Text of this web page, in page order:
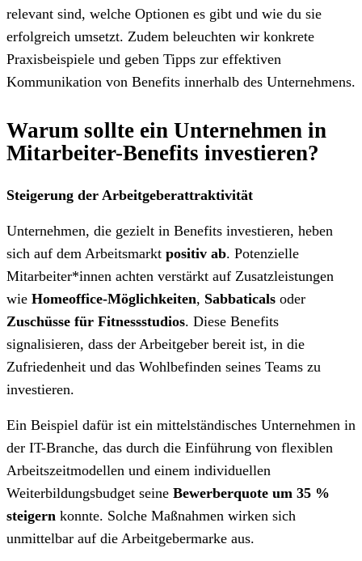
relevant sind, welche Optionen es gibt und wie du sie
erfolgreich umsetzt. Zudem beleuchten wir konkrete
Praxisbeispiele und geben Tipps zur effektiven
Kommunikation von Benefits innerhalb des Unternehmens.
Warum sollte ein Unternehmen in
Mitarbeiter-Benefits investieren?
Steigerung der Arbeitgeberattraktivität
Unternehmen, die gezielt in Benefits investieren, heben
sich auf dem Arbeitsmarkt positiv ab. Potenzielle
Mitarbeiter*innen achten verstärkt auf Zusatzleistungen
wie Homeoffice-Möglichkeiten, Sabbaticals oder
Zuschüsse für Fitnessstudios. Diese Benefits
signalisieren, dass der Arbeitgeber bereit ist, in die
Zufriedenheit und das Wohlbefinden seines Teams zu
investieren.
Ein Beispiel dafür ist ein mittelständisches Unternehmen in
der IT-Branche, das durch die Einführung von flexiblen
Arbeitszeitmodellen und einem individuellen
Weiterbildungsbudget seine Bewerberquote um 35 %
steigern konnte. Solche Maßnahmen wirken sich
unmittelbar auf die Arbeitgebermarke aus.